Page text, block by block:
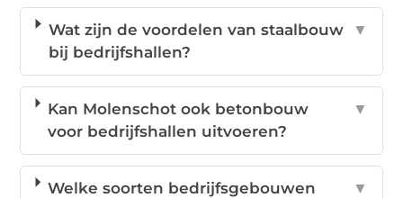
Wat zijn de voordelen van staalbouw
bij bedrijfshallen?
▼
Kan Molenschot ook betonbouw
voor bedrijfshallen uitvoeren?
▼
Welke soorten bedrijfsgebouwen
▼